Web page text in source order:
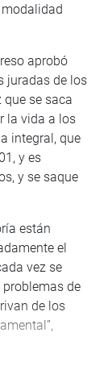
aprobó
juradas de los
se saca
la vida a los
integral, que
y es
y se saque
están
el
vez se
de
de los